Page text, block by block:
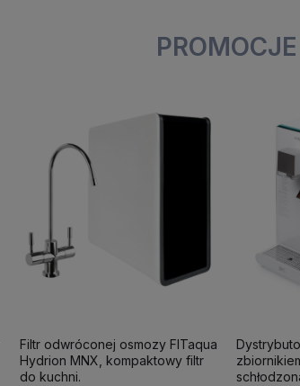
PROMOCJE
Filtr odwróconej osmozy FITaqua
Hydrion MNX, kompaktowy filtr
do kuchni.